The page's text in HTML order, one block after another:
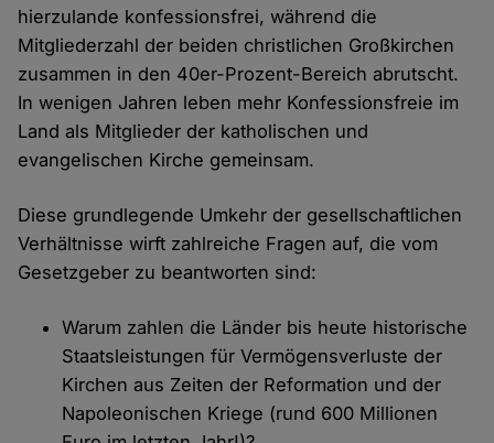
hierzulande konfessionsfrei, während die
Mitgliederzahl der beiden christlichen Großkirchen
zusammen in den 40er-Prozent-Bereich abrutscht.
In wenigen Jahren leben mehr Konfessionsfreie im
Land als Mitglieder der katholischen und
evangelischen Kirche gemeinsam.
Diese grundlegende Umkehr der gesellschaftlichen
Verhältnisse wirft zahlreiche Fragen auf, die vom
Gesetzgeber zu beantworten sind:
Warum zahlen die Länder bis heute historische
Staatsleistungen für Vermögensverluste der
Kirchen aus Zeiten der Reformation und der
Napoleonischen Kriege (rund 600 Millionen